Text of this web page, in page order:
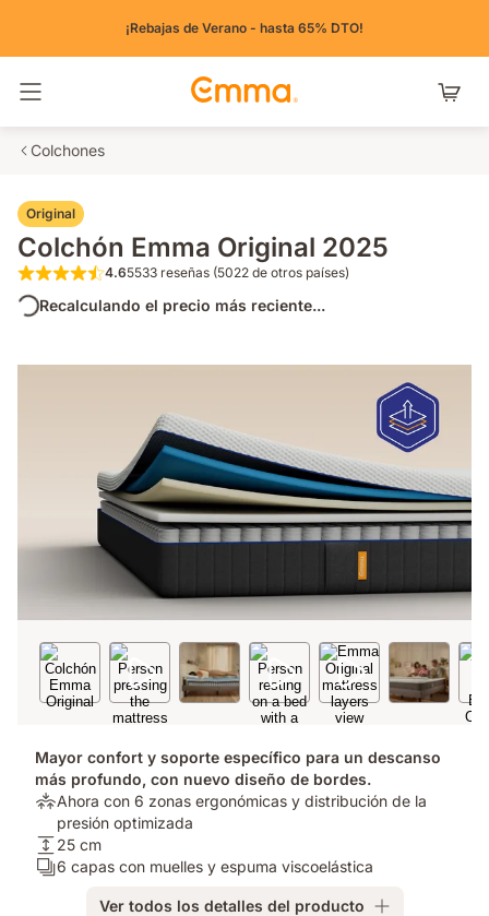
¡Rebajas de Verano - hasta 65% DTO!
Colchones
Original
Colchón Emma Original 2025
4.6 de 5 estrellas 5533 reseñas (5022 de
4.65533 reseñas (5022 de otros países)
Recalculando el precio más reciente...
Mayor confort y soporte específico para un descanso
más profundo, con nuevo diseño de bordes.
Alivio
presión:
Ahora
Ahora con 6 zonas ergonómicas y distribución de la
presión optimizada​
Altura
del
25 cm
Número
6 capas con muelles y espuma viscoelástica
Ver todos los detalles del producto